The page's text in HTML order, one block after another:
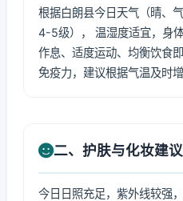
根据白朗县今日天气（晴、
4-5级）， 温湿度适宜，身
作息、适度运动、均衡饮食
免疫力，建议根据气温及时
二、护肤与化妆建议
今日日照充足，紫外线较强